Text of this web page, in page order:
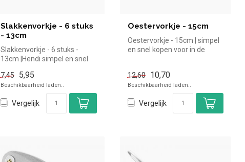
Slakkenvorkje - 6 stuks
- 13cm
Slakkenvorkje - 6 stuks -
13cm |Hendi simpel en snel
7,45 5,95
Beschikbaarheid laden..
Vergelijk
Oestervorkje - 15cm
Oestervorkje - 15cm | simpel
en snel kopen voor in de
12,60 10,70
Beschikbaarheid laden..
Vergelijk